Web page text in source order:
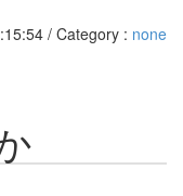
/ Category : none